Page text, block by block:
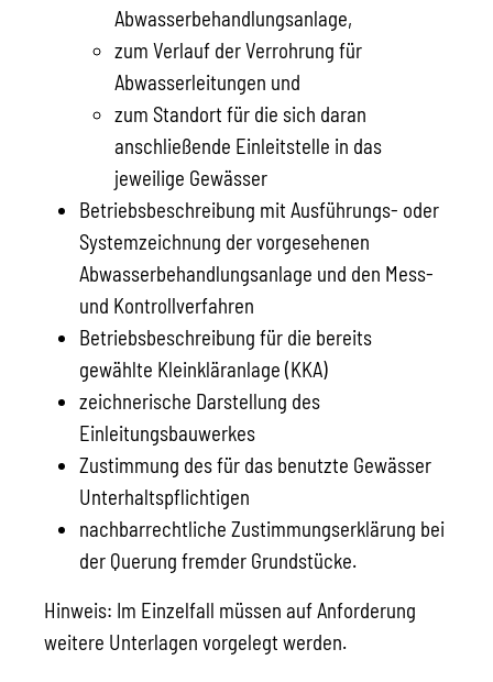
Abwasserbehandlungsanlage,
zum Verlauf der Verrohrung für
Abwasserleitungen und
zum Standort für die sich daran
anschließende Einleitstelle in das
jeweilige Gewässer
Betriebsbeschreibung mit Ausführungs- oder
Systemzeichnung der vorgesehenen
Abwasserbehandlungsanlage und den Mess-
und Kontrollverfahren
Betriebsbeschreibung für die bereits
gewählte Kleinkläranlage (KKA)
zeichnerische Darstellung des
Einleitungsbauwerkes
Zustimmung des für das benutzte Gewässer
Unterhaltspflichtigen
nachbarrechtliche Zustimmungserklärung bei
der Querung fremder Grundstücke.
Hinweis: Im Einzelfall müssen auf Anforderung
weitere Unterlagen vorgelegt werden.